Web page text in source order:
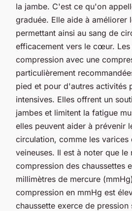
la jambe. C'est ce qu'on
graduée. Elle aide à améliorer
permettant ainsi au sang de
efficacement vers le cœur. Les
compression avec une
particulièrement
pied et pour d'autres activités
intensives. Elles offrent un
jambes et limitent la fatigue
elles peuvent aider à prévenir
circulation, comme les varices
veineuses. Il est à noter que le
compression des chaussettes
millimètres de mercure
compression en mmHg est
chaussette exerce de pression